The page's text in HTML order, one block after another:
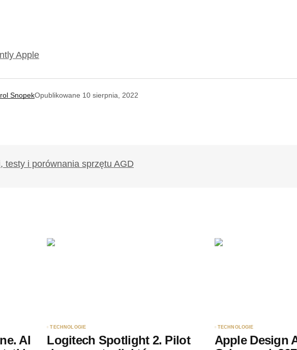
Apple
SnopekOpublikowane 10 sierpnia, 2022
AI
TECHNOLOGIE
Logitech Spotlight 2. Pilot
TECHNOLOGIE
Apple Design